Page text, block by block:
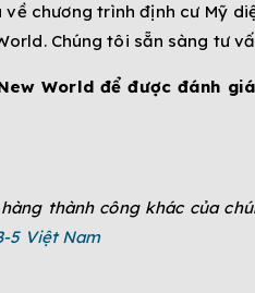
chương trình định cư Mỹ
Chúng tôi sẵn sàng tư
World để được đánh
thành công khác của
5 Việt Nam